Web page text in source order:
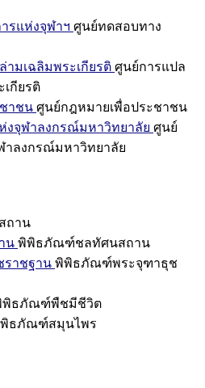
รแห่งจุฬาฯ ศูนย์ทดสอบทาง
มเฉลิมพระเกียรติ ศูนย์การแปล
เกียรติ
าชน ศูนย์กฎหมายเพื่อประชาชน
งจุฬาลงกรณ์มหาวิทยาลัย ศูนย์
าลงกรณ์มหาวิทยาลัย
ถาน
น พิพิธภัณฑ์ชลทัศนสถาน
าชฐาน พิพิธภัณฑ์พระจุฑาธุช
พิธภัณฑ์พืชมีชีวิต
ธภัณฑ์สมุนไพร